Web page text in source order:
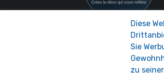
Diese
Sie
zu